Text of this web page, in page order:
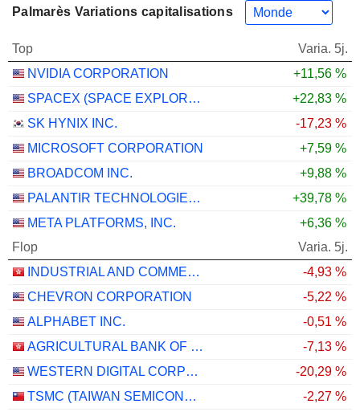
Palmarès Variations capitalisations
Top
Varia. 5j.
NVIDIA CORPORATION
+11,56 %
SPACEX (SPACE EXPLORATION TECHNOLOGIES)
+22,83 %
SK HYNIX INC.
-17,23 %
MICROSOFT CORPORATION
+7,59 %
BROADCOM INC.
+9,88 %
PALANTIR TECHNOLOGIES INC.
+39,78 %
META PLATFORMS, INC.
+6,36 %
Flop
Varia. 5j.
INDUSTRIAL AND COMMERCIAL BANK OF CHINA LIMITED
-4,93 %
CHEVRON CORPORATION
-5,22 %
ALPHABET INC.
-0,51 %
AGRICULTURAL BANK OF CHINA LIMITED
-7,13 %
WESTERN DIGITAL CORPORATION
-20,29 %
TSMC (TAIWAN SEMICONDUCTOR MANUFACTURING COMPANY)
-2,27 %